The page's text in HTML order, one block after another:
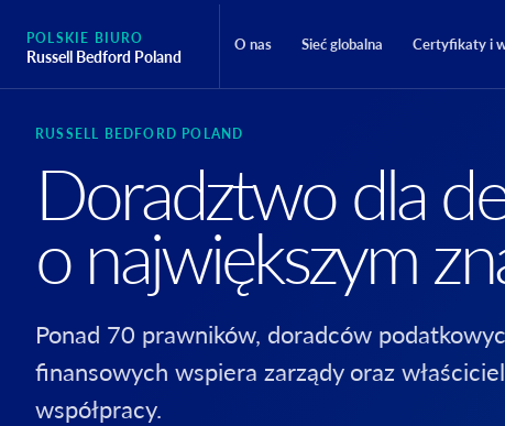
POLSKIE BIURO
Russell Bedford Poland
O nas Sieć globalna Certyfikaty i
RUSSELL BEDFORD POLAND
Doradztwo dla
o największym
Ponad 70 prawników, doradców
finansowych wspiera zarządy oraz
współpracy.